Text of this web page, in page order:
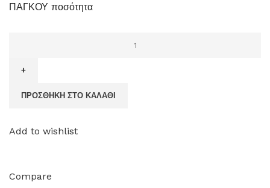
ΠΑΓΚΟΥ ποσότητα
ΠΡΟΣΘΉΚΗ ΣΤΟ ΚΑΛΆΘΙ
Add to wishlist
Compare